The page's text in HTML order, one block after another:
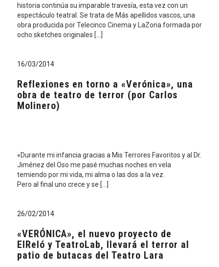
historia continúa su imparable travesía, esta vez con un
espectáculo teatral. Se trata de Más apellidos vascos, una
obra producida por Telecinco Cinema y LaZona formada por
ocho sketches originales […]
16/03/2014
Reflexiones en torno a «Verónica», una
obra de teatro de terror (por Carlos
Molinero)
«Durante mi infancia gracias a Mis Terrores Favoritos y al Dr.
Jiménez del Oso me pasé muchas noches en vela
temiendo por mi vida, mi alma o las dos a la vez.
Pero al final uno crece y se […]
26/02/2014
«VERÓNICA», el nuevo proyecto de
ElReló y TeatroLab, llevará el terror al
patio de butacas del Teatro Lara